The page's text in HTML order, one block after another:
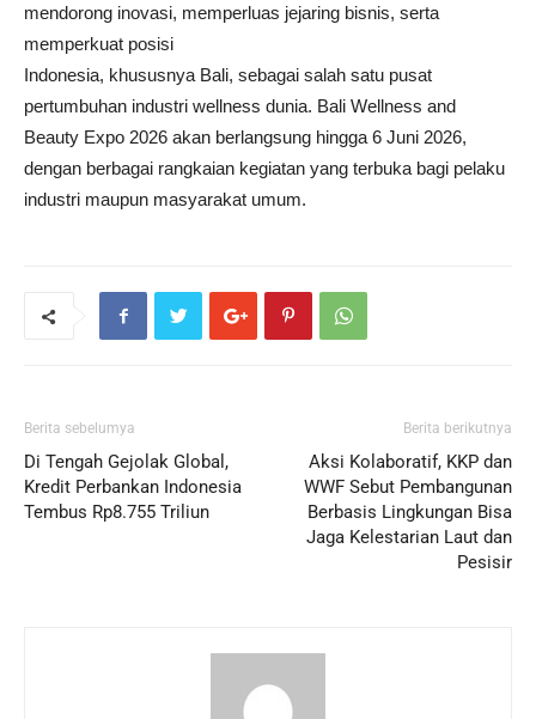
mendorong inovasi, memperluas jejaring bisnis, serta
memperkuat posisi
Indonesia, khususnya Bali, sebagai salah satu pusat
pertumbuhan industri wellness dunia. Bali Wellness and
Beauty Expo 2026 akan berlangsung hingga 6 Juni 2026,
dengan berbagai rangkaian kegiatan yang terbuka bagi pelaku
industri maupun masyarakat umum.
Berita sebelumya
Di Tengah Gejolak Global,
Kredit Perbankan Indonesia
Tembus Rp8.755 Triliun
Berita berikutnya
Aksi Kolaboratif, KKP dan
WWF Sebut Pembangunan
Berbasis Lingkungan Bisa
Jaga Kelestarian Laut dan
Pesisir